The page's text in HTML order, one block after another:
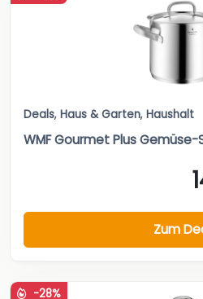
Deals, Haus & Garten, Haushalt
WMF Gourmet Plus
Zum
-28%